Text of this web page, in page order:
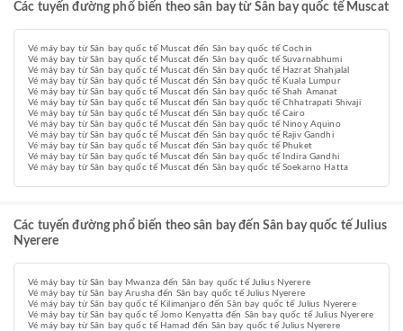
Các tuyến đường phổ biến theo sân bay từ Sân bay quốc tế Muscat
Vé máy bay từ Sân bay quốc tế Muscat đến Sân bay quốc tế Cochin
Vé máy bay từ Sân bay quốc tế Muscat đến Sân bay quốc tế Suvarnabhumi
Vé máy bay từ Sân bay quốc tế Muscat đến Sân bay quốc tế Hazrat Shahjalal
Vé máy bay từ Sân bay quốc tế Muscat đến Sân bay quốc tế Kuala Lumpur
Vé máy bay từ Sân bay quốc tế Muscat đến Sân bay quốc tế Shah Amanat
Vé máy bay từ Sân bay quốc tế Muscat đến Sân bay quốc tế Chhatrapati Shivaji
Vé máy bay từ Sân bay quốc tế Muscat đến Sân bay quốc tế Cairo
Vé máy bay từ Sân bay quốc tế Muscat đến Sân bay quốc tế Ninoy Aquino
Vé máy bay từ Sân bay quốc tế Muscat đến Sân bay quốc tế Rajiv Gandhi
Vé máy bay từ Sân bay quốc tế Muscat đến Sân bay quốc tế Phuket
Vé máy bay từ Sân bay quốc tế Muscat đến Sân bay quốc tế Indira Gandhi
Vé máy bay từ Sân bay quốc tế Muscat đến Sân bay quốc tế Soekarno Hatta
Các tuyến đường phổ biến theo sân bay đến Sân bay quốc tế Julius
Nyerere
Vé máy bay từ Sân bay Mwanza đến Sân bay quốc tế Julius Nyerere
Vé máy bay từ Sân bay Arusha đến Sân bay quốc tế Julius Nyerere
Vé máy bay từ Sân bay quốc tế Kilimanjaro đến Sân bay quốc tế Julius Nyerere
Vé máy bay từ Sân bay quốc tế Jomo Kenyatta đến Sân bay quốc tế Julius Nyerere
Vé máy bay từ Sân bay quốc tế Hamad đến Sân bay quốc tế Julius Nyerere